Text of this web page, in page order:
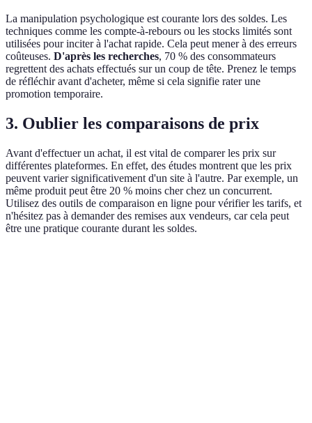
La manipulation psychologique est courante lors des soldes. Les
techniques comme les compte-à-rebours ou les stocks limités sont
utilisées pour inciter à l'achat rapide. Cela peut mener à des erreurs
coûteuses. D'après les recherches, 70 % des consommateurs
regrettent des achats effectués sur un coup de tête. Prenez le temps
de réfléchir avant d'acheter, même si cela signifie rater une
promotion temporaire.
3. Oublier les comparaisons de prix
Avant d'effectuer un achat, il est vital de comparer les prix sur
différentes plateformes. En effet, des études montrent que les prix
peuvent varier significativement d'un site à l'autre. Par exemple, un
même produit peut être 20 % moins cher chez un concurrent.
Utilisez des outils de comparaison en ligne pour vérifier les tarifs, et
n'hésitez pas à demander des remises aux vendeurs, car cela peut
être une pratique courante durant les soldes.